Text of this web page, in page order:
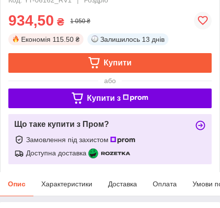
934,50 ₴ 1 050 ₴
Економія 115.50 ₴ Залишилось 13 днів
Купити
або
Купити з
Що таке купити з Пром?
Замовлення під захистом
Доступна доставка
Опис Характеристики Доставка Оплата Умови